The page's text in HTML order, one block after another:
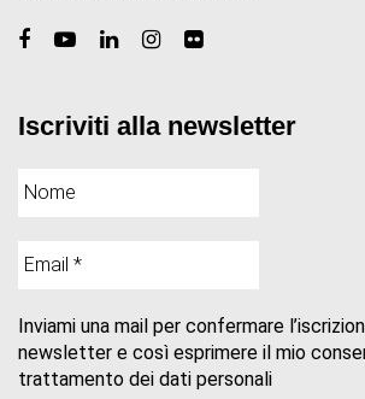
Iscriviti alla newsletter
Inviami una mail per confermare
newsletter e così esprimere il mio
trattamento dei dati personali